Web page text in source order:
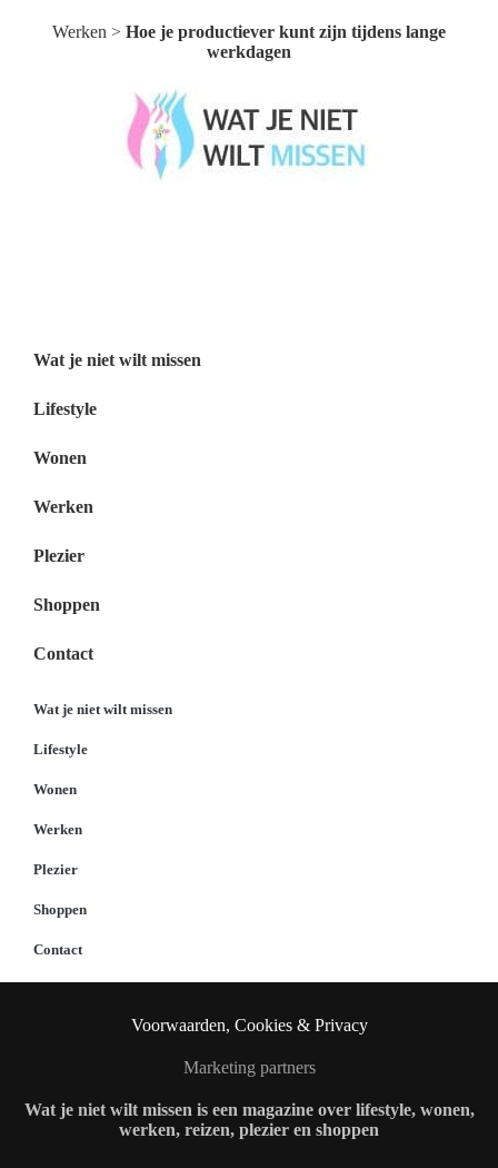
Werken > Hoe je productiever kunt zijn tijdens lange
werkdagen
Wat je niet wilt missen
Lifestyle
Wonen
Werken
Plezier
Shoppen
Contact
Wat je niet wilt missen
Lifestyle
Wonen
Werken
Plezier
Shoppen
Contact
Voorwaarden, Cookies & Privacy
Marketing partners
Wat je niet wilt missen is een magazine over lifestyle, wonen,
werken, reizen, plezier en shoppen